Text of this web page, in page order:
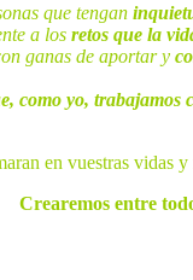
que tengan
a los retos que la
ganas de aportar y
como yo, trabajamos
Crearemos entre